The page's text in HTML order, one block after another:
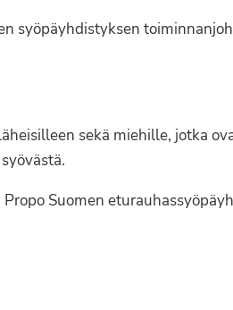
syöpäyhdistyksen
sekä miehille, jotka
Suomen